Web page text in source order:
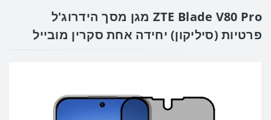
ZTE Blade V80 Pro מגן מסך הידרוג'ל
פרטיות (סיליקון) יחידה אחת סקרין מובייל